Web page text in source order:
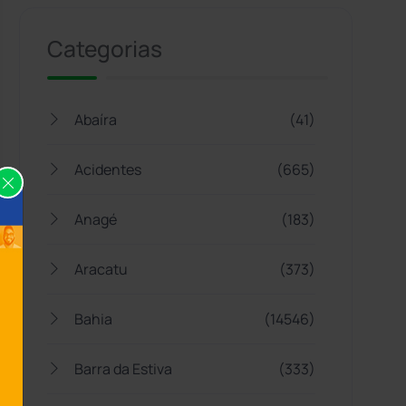
Categorias
Abaíra (41)
Acidentes (665)
Anagé (183)
Aracatu (373)
Bahia (14546)
Barra da Estiva (333)